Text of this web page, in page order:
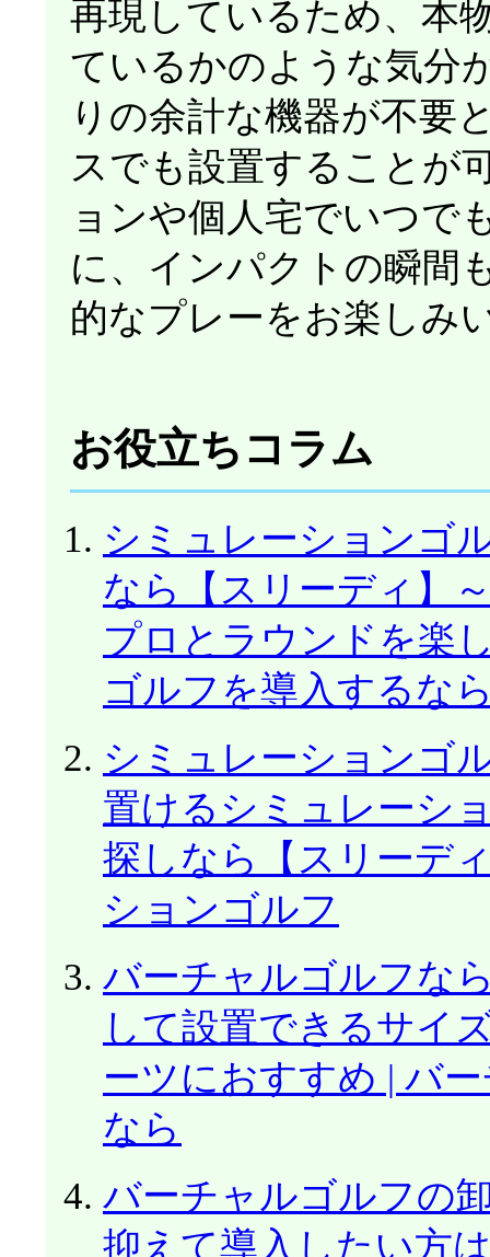
再現しているため、本
ているかのような気分
りの余計な機器が不要
スでも設置することが
ョンや個人宅でいつで
に、インパクトの瞬間
的なプレーをお楽しみ
お役立ちコラム
シミュレーションゴ
なら【スリーディ】
プロとラウンドを楽
ゴルフを導入するな
シミュレーションゴ
置けるシミュレーシ
探しなら【スリーデ
ションゴルフ
バーチャルゴルフな
して設置できるサイ
ーツにおすすめ | バ
なら
バーチャルゴルフの
抑えて導入したい方